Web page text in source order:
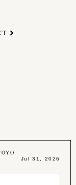
Jul 31, 2026